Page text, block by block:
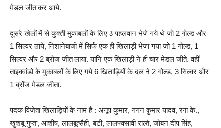
मेडल जीत कर आये.
दूसरे खेलों में से कुश्ती मुकाबलों के लिए 3 पहलवान भेजे गये थे जो 2 गोल्ड और
1 सिल्वर लाये, निशानेबाजी में सिर्फ एक ही खिलाड़ी भेजा गया जो 1 गोल्ड, 1
सिल्वर और 2 ब्रोंज जीत लाया. यानि एक खिलाड़ी ने ही चार मेडल जीते. वहीं
ताइक्वांडो के मुकाबलों के लिए गये 6 खिलाड़ियों के दल ने 2 गोल्ड, 3 सिल्वर और
1 ब्रोंज मेडल जीता.
पदक विजेता खिलाड़ियों के नाम हैं : अनूप कुमार, गगन कुमार यादव, रंगा के.,
खुशबू गुप्ता, आशीष, लालबूत्सैही, बंटी, लालफ्क्सावी राल्ते, जोबन दीप सिंह,